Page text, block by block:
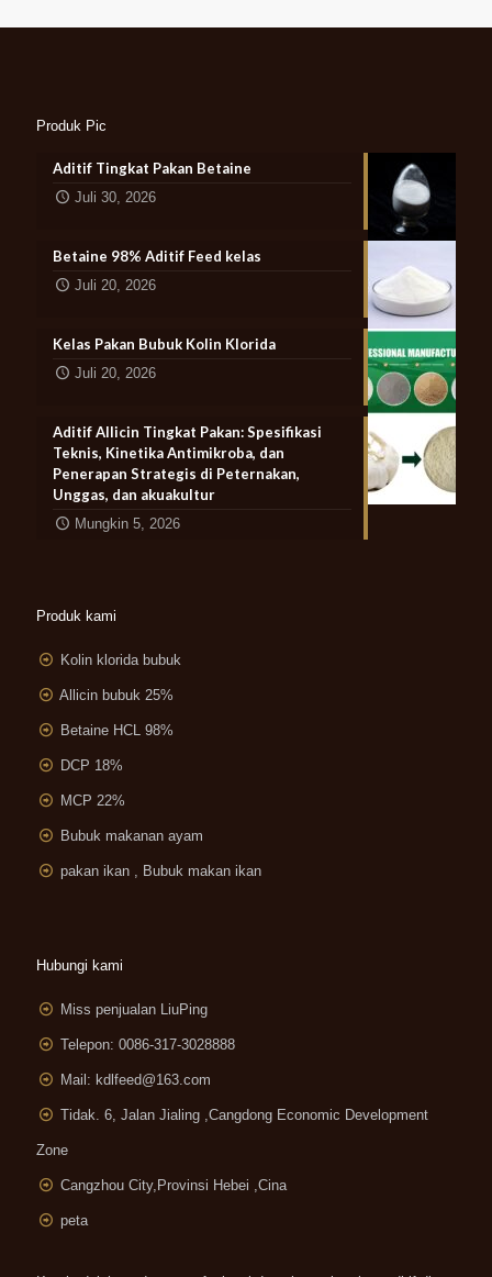
Produk Pic
Aditif Tingkat Pakan Betaine
Juli 30, 2026
Betaine 98% Aditif Feed kelas
Juli 20, 2026
Kelas Pakan Bubuk Kolin Klorida
Juli 20, 2026
Aditif Allicin Tingkat Pakan: Spesifikasi
Teknis, Kinetika Antimikroba, dan
Penerapan Strategis di Peternakan,
Unggas, dan akuakultur
Mungkin 5, 2026
Produk kami
Kolin klorida bubuk
Allicin bubuk 25%
Betaine HCL 98%
DCP 18%
MCP 22%
Bubuk makanan ayam
pakan ikan , Bubuk makan ikan
Hubungi kami
Miss penjualan LiuPing
Telepon: 0086-317-3028888
Mail: kdlfeed@163.com
Tidak. 6, Jalan Jialing ,Cangdong Economic Development
Zone
Cangzhou City,Provinsi Hebei ,Cina
peta